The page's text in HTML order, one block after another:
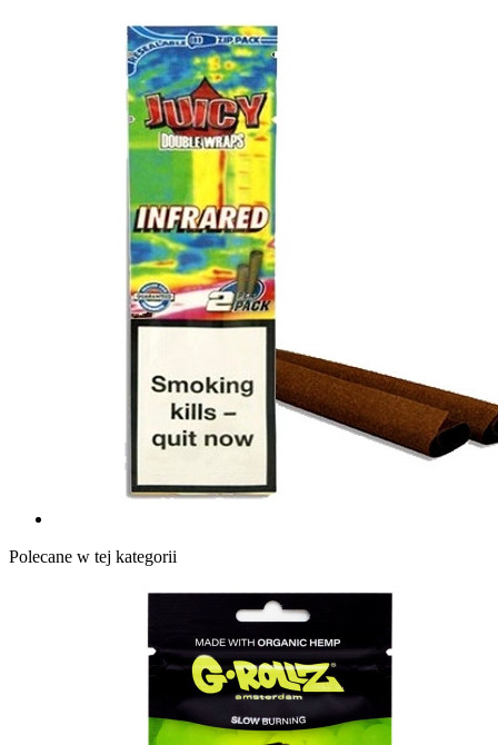
Polecane w tej kategorii